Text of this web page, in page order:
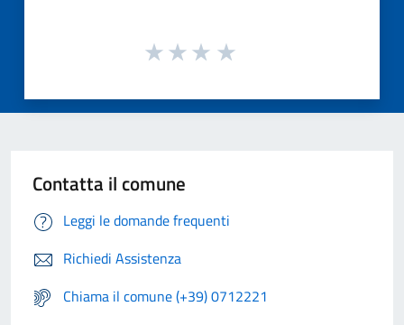
Contatta il comune
Leggi le domande frequenti
Richiedi Assistenza
Chiama il comune (+39) 0712221